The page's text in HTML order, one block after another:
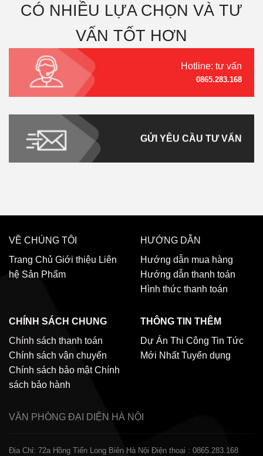
CÓ NHIỀU LỰA CHỌN VÀ TƯ
VẤN TỐT HƠN
Hotline: tư vấn
0865.283.168
GỬI YÊU CẦU TƯ VẤN
VỀ CHÚNG TÔI
Trang Chủ Giới thiệu Liên
hệ Sản Phẩm
HƯỚNG DẪN
Hướng dẫn mua hàng
Hướng dẫn thanh toán
Hình thức thanh toán
CHÍNH SÁCH CHUNG
Chính sách thanh toán
Chính sách vận chuyển
Chính sách bảo mật Chính
sách bảo hành
THÔNG TIN THÊM
Dự Án Thi Công Tin Tức
Mới Nhất Tuyển dụng
VĂN PHÒNG ĐẠI DIỆN HÀ NỘI
Địa Chỉ: 72a Hồng Tiến Long Biên Hà Nội Điện thoại : 0865.283.168